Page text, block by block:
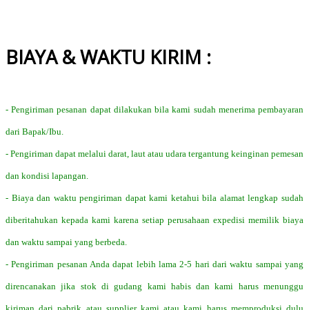
BIAYA & WAKTU KIRIM :
- Pengiriman pesanan dapat dilakukan bila kami sudah menerima pembayaran
dari Bapak/Ibu.
- Pengiriman dapat melalui darat, laut atau udara tergantung keinginan pemesan
dan kondisi lapangan.
- Biaya dan waktu pengiriman dapat kami ketahui bila alamat lengkap sudah
diberitahukan kepada kami karena setiap perusahaan expedisi memilik biaya
dan waktu sampai yang berbeda.
- Pengiriman pesanan Anda dapat lebih lama 2-5 hari dari waktu sampai yang
direncanakan jika stok di gudang kami habis dan kami harus menunggu